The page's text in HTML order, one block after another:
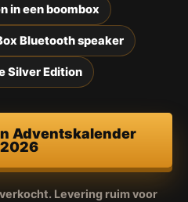
in een boombox
Bluetooth speaker
Silver Edition
Adventskalender
2026
Levering ruim voor